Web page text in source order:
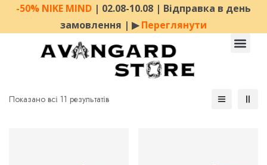
-50% NIKE MIND | 02.08-10.08 | Відправка в день
замовлення | ▶︎Переглянути
Показано всі 11 результатів